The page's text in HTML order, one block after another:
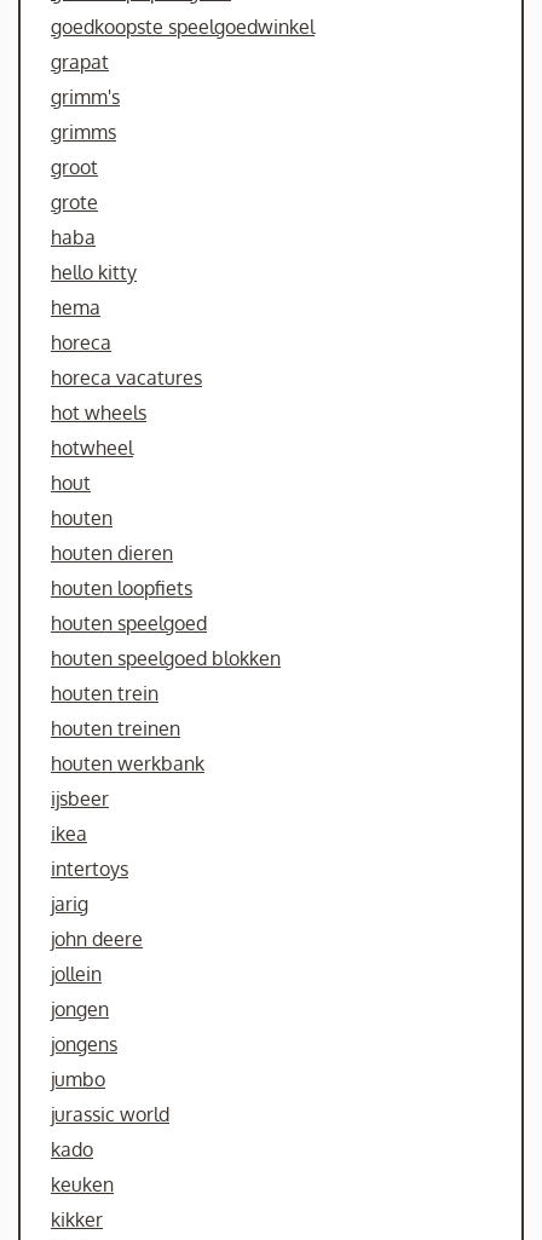
goedkoopste speelgoedwinkel
grapat
grimm's
grimms
groot
grote
haba
hello kitty
hema
horeca
horeca vacatures
hot wheels
hotwheel
hout
houten
houten dieren
houten loopfiets
houten speelgoed
houten speelgoed blokken
houten trein
houten treinen
houten werkbank
ijsbeer
ikea
intertoys
jarig
john deere
jollein
jongen
jongens
jumbo
jurassic world
kado
keuken
kikker